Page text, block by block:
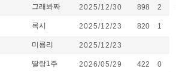
그래봐짜 2025/12/30 898 2
록시 2025/12/23 820 1
미룡리 2025/12/23
딸랑1주 2026/05/29 422 0